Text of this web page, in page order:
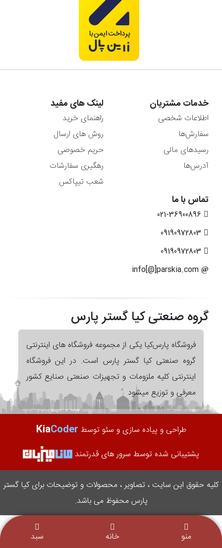
خدمات مشتریان
اطلاعات شخصی
سفارش‌ها
رسیدهای مالی
آدرس‌ها
لینک های مفید
راهنمای خرید
روش های ارسال
حریم خصوصی
رهگیری سفارشات
شعب تیپاکس
تماس با ما
گروه صنعتی کیا گستر پارس
فروشگاه پارس‌کیا یکی از مجموعه فروشگاه های اینترنتی
گروه صنعتی کیا گستر پارس است. در این فروشگاه
اینترنتی کلیه ملزومات و تجهیزات صنعتی صنایع کشور
معرفی و توزیع میشود
طراحی و پیاده سازی و سئو توسط KiaCoder
پشتیبانی شده توسط سرور های قدرتمند
کلیه حقوق این سایت ، تصاویر ، محصولات و توضیحات برای کیا گستر
پارس محفوظ می باشد.
منو خانه سبد